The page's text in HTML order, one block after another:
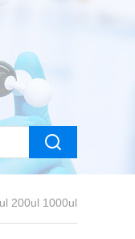
200ul 1000ul